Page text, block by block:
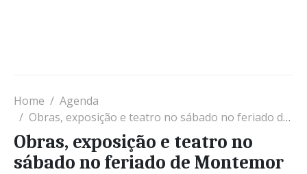
Home
Agenda
Obras, exposição e teatro no sábado no feriado de Montemor
Obras, exposição e teatro no
sábado no feriado de Montemor